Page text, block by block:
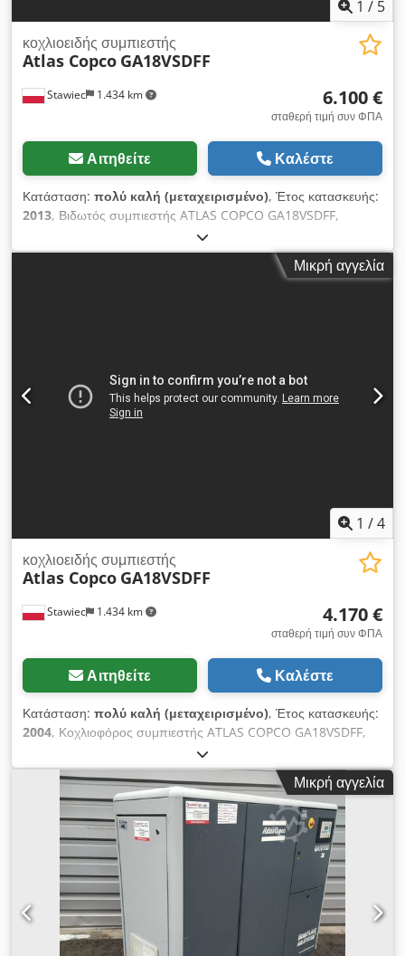
1 / 5
Stawiec 1.434 km
κοχλιοειδής συμπιεστής
Atlas Copco GA18VSDFF
6.100 €
σταθερή τιμή συν ΦΠΑ
Αιτηθείτε Καλέστε
Κατάσταση: πολύ καλή (μεταχειρισμένο), Έτος κατασκευής:
2013, Βιδωτός συμπιεστής ATLAS COPCO GA18VSDFF,
μηχάνημα με inverter και ξηραντή αέρα μετά από σέρβις
Cedpfjyt Hwhox Amkerf Τεχνικά χαρακτηριστικά: απόδοση:
3,62 m3/min; κινητήρας ισχύος 18,5 KW; μέγιστη πίεση: 12,75
Μικρή αγγελία
1 /4
Stawiec 1.434 km
κοχλιοειδής συμπιεστής
Atlas Copco GA18VSDFF
4.170 €
σταθερή τιμή συν ΦΠΑ
Αιτηθείτε Καλέστε
Κατάσταση: πολύ καλή (μεταχειρισμένο), Έτος κατασκευής:
2004, Κοχλιοφόρος συμπιεστής ATLAS COPCO GA18VSDFF,
μηχάνημα με inverter και ξηραντήρα αέρα, μετά από σέρβις.
Τεχνικά χαρακτηριστικά: Απόδοση: 3,35 m3/min; Κινητήρας:
18,5 KW; Μέγιστη πίεση: 12,80 bar; Έτος: 2004; Ώρες
λειτουργίας: 12.831 h; Τιμή: 17.500 καθαρά / 21.525 μικτά
Cjdpfxoyfpbgo Amkerf Ο συμπιεστής είναι πλήρως
λειτουργικός, έτοιμος για εργασία, με εγγύηση. Παρέχεται
service. Παρακάτω σύνδεσμος για βίντεο.
Μικρή αγγελία